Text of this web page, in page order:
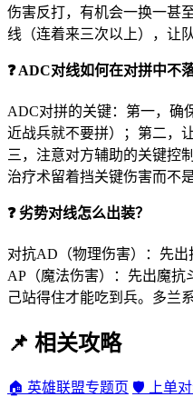
伤害反打，有机会一换一甚
线（连着来三次以上），让
❓ ADC对线如何在对拼中不
ADC对拼的关键：第一，确
近战兵就不要拼）；第二，
三，注意对方辅助的关键控
治疗术留着挡关键伤害而不
❓ 劣势对线怎么出装？
对抗AD（物理伤害）：先
AP（魔法伤害）：先出魔抗
己站得住才能吃到兵。多兰
📌 相关攻略
🏠 英雄联盟专题页 🛡️ 上单对